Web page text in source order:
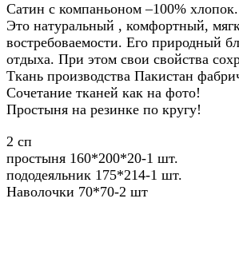
Сатин с компаньоном –100% хлопок.
Это натуральный , комфортный,
востребоваемости. Его природный
отдыха. При этом свои свойства
Ткань производства Пакистан
Сочетание тканей как на фото!
Простыня на резинке по кругу!
2 сп
простыня 160*200*20-1 шт.
пододеяльник 175*214-1 шт.
Наволочки 70*70-2 шт